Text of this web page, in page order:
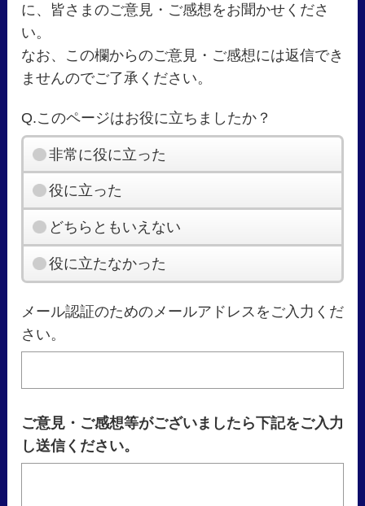
に、皆さまのご意見・ご感想をお聞かせくださ
い。
なお、この欄からのご意見・ご感想には返信でき
ませんのでご了承ください。
Q.このページはお役に立ちましたか？
非常に役に立った
役に立った
どちらともいえない
役に立たなかった
メール認証のためのメールアドレスをご入力くだ
さい。
ご意見・ご感想等がございましたら下記をご入力
し送信ください。